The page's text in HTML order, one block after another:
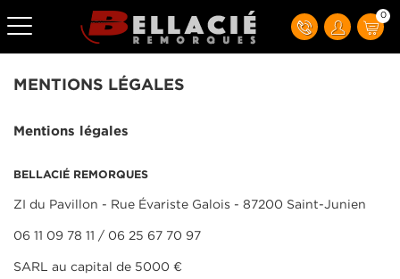
0
MENTIONS LÉGALES
Mentions légales
BELLACIÉ REMORQUES
ZI du Pavillon - Rue Évariste Galois - 87200 Saint-Junien
06 11 09 78 11 / 06 25 67 70 97
SARL au capital de 5000 €